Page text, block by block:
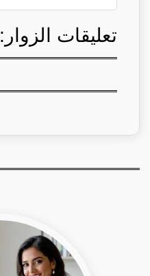
تعليقات الزوار: